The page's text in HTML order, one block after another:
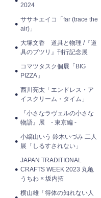
2024
ササキエイコ「far (trace the
air)」
大塚文香 道具と物理 /『道
具のブツリ』刊行記念展
コマツタスク個展「BIG
PIZZA」
西川亮太「エンドレス・ア
イスクリーム・タイム」
『小さなラヴェルの小さな
物語』展 - 東京編 -
小縞山いう 鈴木いづみ 二人
展「しるすされない」
JAPAN TRADITIONAL
CRAFTS WEEK 2023 丸亀
うちわ × 坂内拓
横山雄「得体の知れない人